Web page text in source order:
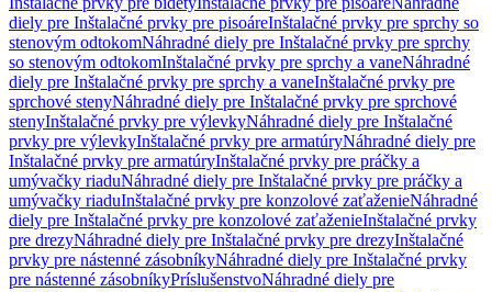
diely pre Inštalačné prvky pre pisoáreInštalačné prvky pre sprchy so
stenovým odtokomNáhradné diely pre Inštalačné prvky pre sprchy
so stenovým odtokomInštalačné prvky pre sprchy a vaneNáhradné
diely pre Inštalačné prvky pre sprchy a vaneInštalačné prvky pre
sprchové stenyNáhradné diely pre Inštalačné prvky pre sprchové
stenyInštalačné prvky pre výlevkyNáhradné diely pre Inštalačné
prvky pre výlevkyInštalačné prvky pre armatúryNáhradné diely pre
Inštalačné prvky pre armatúryInštalačné prvky pre práčky a
umývačky riaduNáhradné diely pre Inštalačné prvky pre práčky a
umývačky riaduInštalačné prvky pre konzolové zaťaženieNáhradné
diely pre Inštalačné prvky pre konzolové zaťaženieInštalačné prvky
pre drezyNáhradné diely pre Inštalačné prvky pre drezyInštalačné
prvky pre nástenné zásobníkyNáhradné diely pre Inštalačné prvky
pre nástenné zásobníkyPríslušenstvoNáhradné diely pre